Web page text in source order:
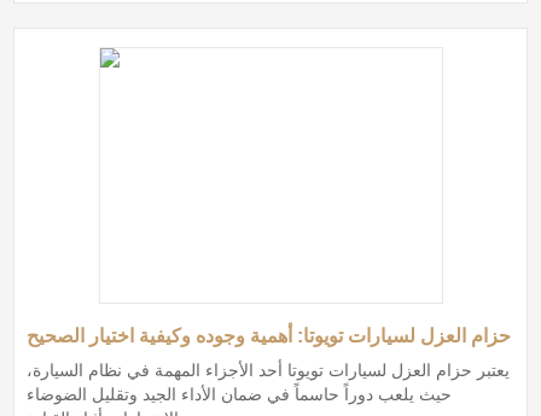
حزام العزل لسيارات تويوتا: أهمية وجوده وكيفية اختيار الصحيح
يعتبر حزام العزل لسيارات تويوتا أحد الأجزاء المهمة في نظام السيارة،
حيث يلعب دوراً حاسماً في ضمان الأداء الجيد وتقليل الضوضاء